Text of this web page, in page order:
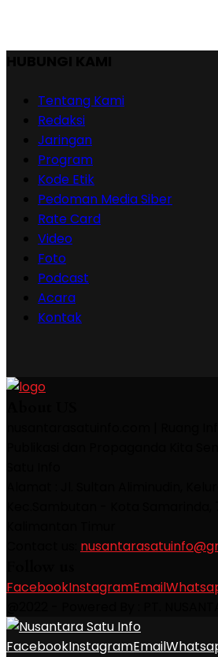
Tentang Kami
Redaksi
Jaringan
Program
Kode Etik
Pedoman Media Siber
Rate Card
Video
Foto
Podcast
Acara
Kontak
FacebookInstagramEmail
FacebookInstagramEmail